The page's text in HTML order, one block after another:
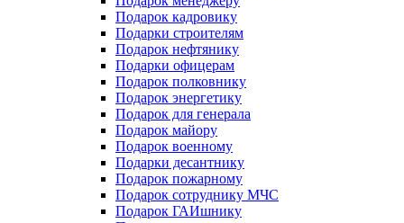
Подарок кадровику
Подарки строителям
Подарок нефтянику
Подарки офицерам
Подарок полковнику
Подарок энергетику
Подарок для генерала
Подарок майору
Подарок военному
Подарки десантнику
Подарок пожарному
Подарок сотруднику МЧС
Подарок ГАИшнику